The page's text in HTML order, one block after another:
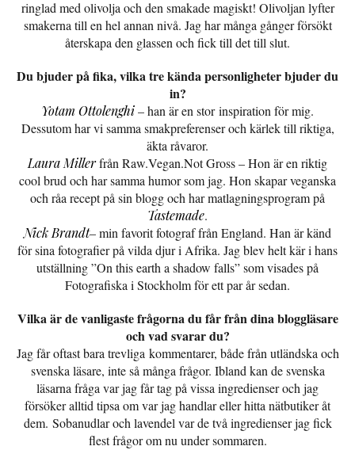
ringlad med olivolja och den smakade magiskt! Olivoljan lyfter
smakerna till en hel annan nivå. Jag har många gånger försökt
återskapa den glassen och fick till det till slut.
Du bjuder på fika, vilka tre kända personligheter bjuder du
in?
Yotam Ottolenghi– han är en stor inspiration för mig.
Dessutom har vi samma smakpreferenser och kärlek till riktiga,
äkta råvaror.
Laura Millerfrån Raw.Vegan.Not Gross – Hon är en riktig
cool brud och har samma humor som jag. Hon skapar veganska
och råa recept på sin blogg och har matlagningsprogram på
Tastemade.
Nick Brandt– min favorit fotograf från England. Han är känd
för sina fotografier på vilda djur i Afrika. Jag blev helt kär i hans
utställning ”On this earth a shadow falls” som visades på
Fotografiska i Stockholm för ett par år sedan.
Vilka är de vanligaste frågorna du får från dina bloggläsare
och vad svarar du?
Jag får oftast bara trevliga kommentarer, både från utländska och
svenska läsare, inte så många frågor. Ibland kan de svenska
läsarna fråga var jag får tag på vissa ingredienser och jag
försöker alltid tipsa om var jag handlar eller hitta nätbutiker åt
dem. Sobanudlar och lavendel var de två ingredienser jag fick
flest frågor om nu under sommaren.